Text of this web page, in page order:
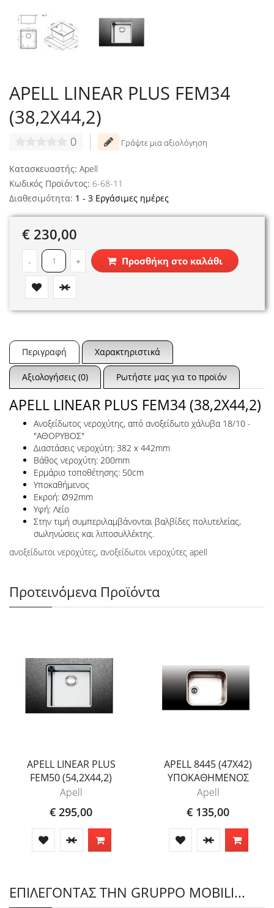
APELL LINEAR PLUS FEM34
(38,2X44,2)
0 Γράψτε μια αξιολόγηση
Κατασκευαστής: Apell
Κωδικός Προϊόντος: 6-68-11
Διαθεσιμότητα: 1 - 3 Εργάσιμες ημέρες
€ 230,00
- + Προσθήκη στο καλάθι
Περιγραφή Χαρακτηριστικά
Αξιολογήσεις (0) Ρωτήστε μας για το προϊόν
APELL LINEAR PLUS FEM34 (38,2X44,2)
Ανοξείδωτος νεροχύτης, από ανοξείδωτο χάλυβα 18/10 -
"ΑΘΟΡΥΒΟΣ"
Διαστάσεις νεροχύτη: 382 x 442mm
Βάθος νεροχύτη: 200mm
Ερμάριο τοποθέτησης: 50cm
Υποκαθήμενος
Εκροή: Ø92mm
Υφή: Λείο
Στην τιμή συμπεριλαμβάνονται βαλβίδες πολυτελείας,
σωληνώσεις και λιποσυλλέκτης.
ανοξείδωτοι νεροχύτες, ανοξείδωτοι νεροχύτες apell
Προτεινόμενα Προϊόντα
APELL LINEAR PLUS
FEM50 (54,2X44,2)
Apell
€ 295,00
APELL 8445 (47X42)
ΥΠΟΚΑΘΗΜΕΝΟΣ
Apell
€ 135,00
ΕΠΙΛΕΓΟΝΤΑΣ ΤΗΝ GRUPPO MOBILI...